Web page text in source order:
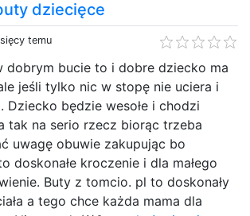
dziecięce
temu
dobrym bucie to i dobre dziecko ma
jeśli tylko nic w stopę nie uciera i
Dziecko będzie wesołe i chodzi
tak na serio rzecz biorąc trzeba
uwagę obuwie zakupując bo
doskonałe kroczenie i dla małego
Buty z tomcio. pl to doskonały
a tego chce każda mama dla